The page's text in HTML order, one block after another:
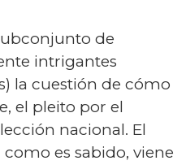
de
intrigantes
la cuestión de cómo
el pleito por el
nacional. El
es sabido, viene